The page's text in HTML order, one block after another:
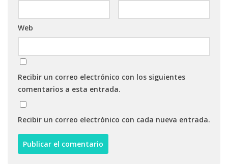
Web
Recibir un correo electrónico con los siguientes
comentarios a esta entrada.
Recibir un correo electrónico con cada nueva entrada.